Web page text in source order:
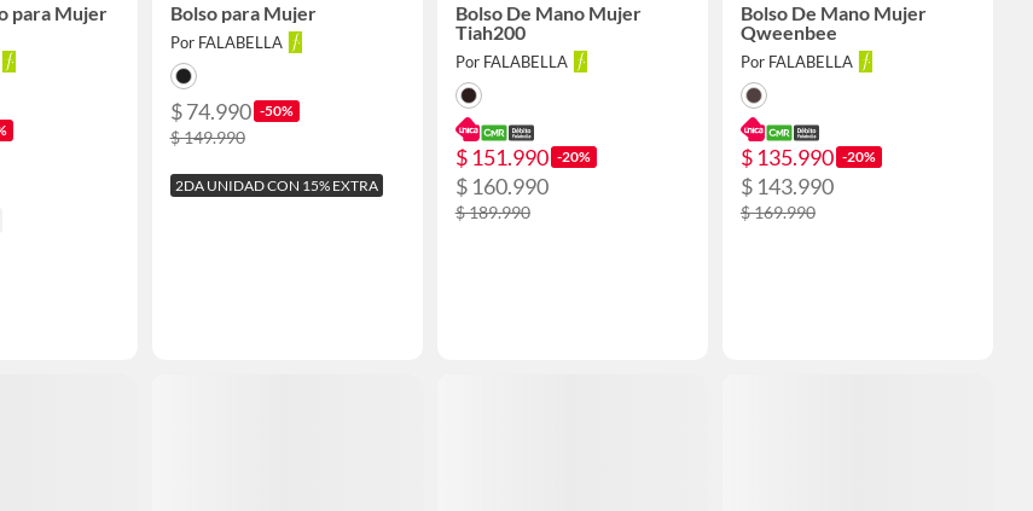
para Mujer
Bolso para Mujer
Por FALABELLA
$ 74.990 -50%
$ 149.990
2DA UNIDAD CON 15% EXTRA
Bolso De Mano Mujer
Tiah200
Por FALABELLA
$ 151.990 -20%
$ 160.990
$ 189.990
Bolso De Mano Mujer
Qweenbee
Por FALABELLA
$ 135.990 -20%
$ 143.990
$ 169.990